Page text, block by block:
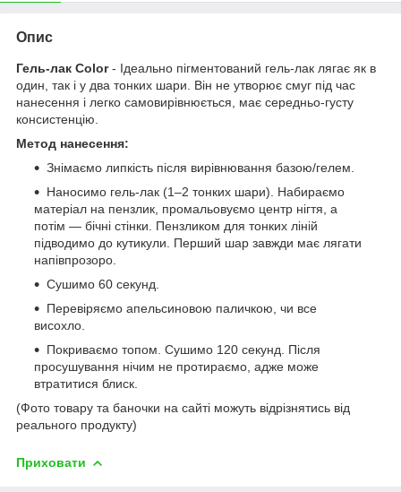
Опис
Гель-лак Color- Ідеально пігментований гель-лак лягає як в
один, так і у два тонких шари. Він не утворює смуг під час
нанесення і легко самовирівнюється, має середньо-густу
консистенцію.
Метод нанесення:
Знімаємо липкість після вирівнювання базою/гелем.
Наносимо гель-лак (1–2 тонких шари). Набираємо
матеріал на пензлик, промальовуємо центр нігтя, а
потім — бічні стінки. Пензликом для тонких ліній
підводимо до кутикули. Перший шар завжди має лягати
напівпрозоро.
Сушимо 60 секунд.
Перевіряємо апельсиновою паличкою, чи все
висохло.
Покриваємо топом. Сушимо 120 секунд. Після
просушування нічим не протираємо, адже може
втратитися блиск.
(Фото товару та баночки на сайті можуть відрізнятись від
реального продукту)
Приховати